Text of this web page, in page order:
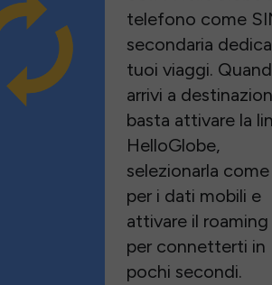
telefono come
secondaria
tuoi viaggi.
arrivi a
basta attivare la
HelloGlobe,
selezionarla come
per i dati mobili e
attivare il
per connetterti in
pochi secondi.